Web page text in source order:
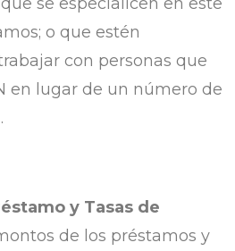
o que estén
con personas que
en lugar de un número de
y Tasas de
de los préstamos y